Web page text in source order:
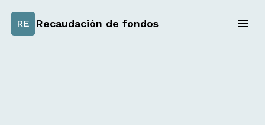
RE Recaudación de fondos